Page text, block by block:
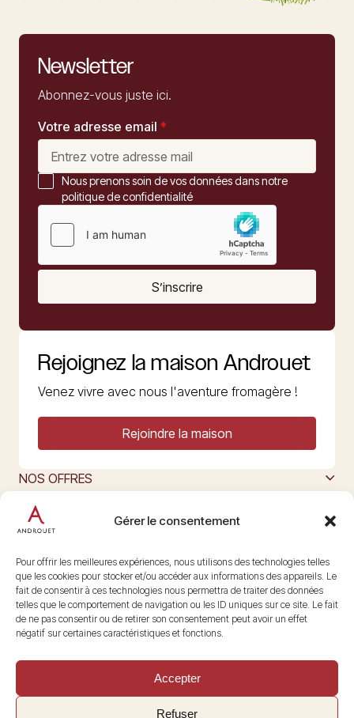
Gérer le consentement
Pour offrir les meilleures expériences, nous utilisons des technologies telles
que les cookies pour stocker et/ou accéder aux informations des appareils. Le
fait de consentir à ces technologies nous permettra de traiter des données
telles que le comportement de navigation ou les ID uniques sur ce site. Le fait
de ne pas consentir ou de retirer son consentement peut avoir un effet
négatif sur certaines caractéristiques et fonctions.
Accepter
Refuser
Newsletter
Abonnez-vous juste ici.
Votre adresse email *
Nous prenons soin de vos données dans notre
politique de confidentialité
S’inscrire
Rejoignez la maison Androuet
Venez vivre avec nous l'aventure fromagère !
Rejoindre la maison
NOS OFFRES
L’ART DU FROMAGE
Nous suivre
@maisonandrouet
Copyright © 2026 Androuet
Site parMake the Grade